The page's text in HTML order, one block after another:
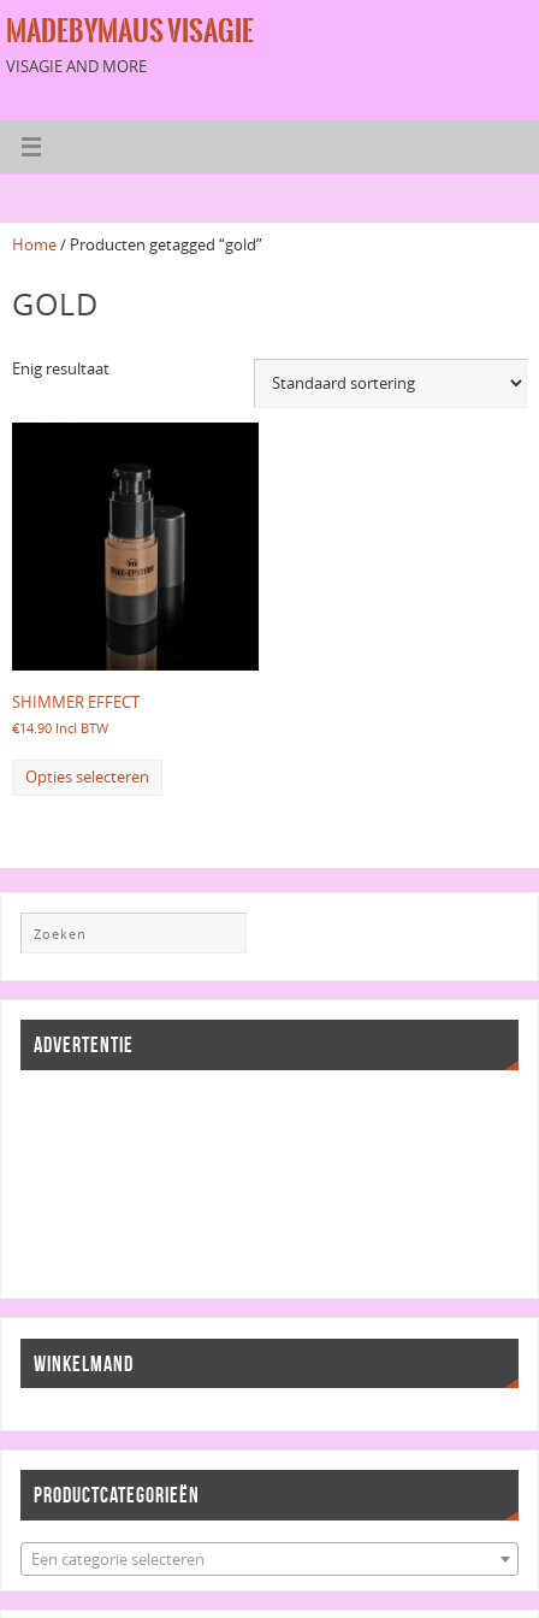
MADEBYMAUS VISAGIE
VISAGIE AND MORE
Home/ Producten getagged “gold”
GOLD
Enig resultaat
SHIMMER EFFECT
€14.90 Incl BTW
Opties selecteren
ADVERTENTIE
WINKELMAND
PRODUCTCATEGORIEËN
Een categorie selecteren